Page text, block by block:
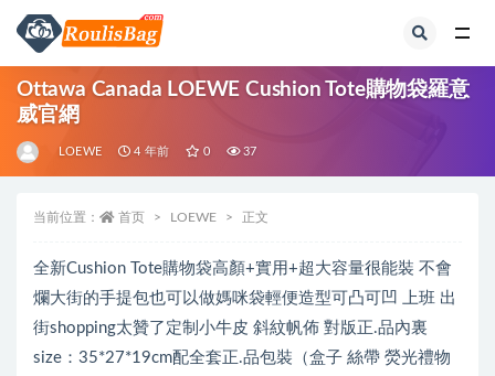
Ottawa Canada LOEWE Cushion Tote購物袋羅意
威官網
LOEWE 4 年前 0 37
当前位置： 首页 LOEWE 正文
全新Cushion Tote購物袋高顏+實用+超大容量很能裝 不會
爛大街的手提包也可以做媽咪袋輕便造型可凸可凹 上班 出
街shopping太贊了定制小牛皮 斜紋帆佈 對版正.品內裏
size：35*27*19cm配全套正.品包裝（盒子 絲帶 熒光禮物